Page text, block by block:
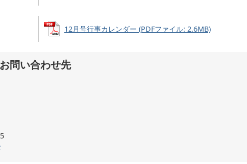
12月号行事カレンダー (PDFファイル: 2.6MB)
問い合わせ先